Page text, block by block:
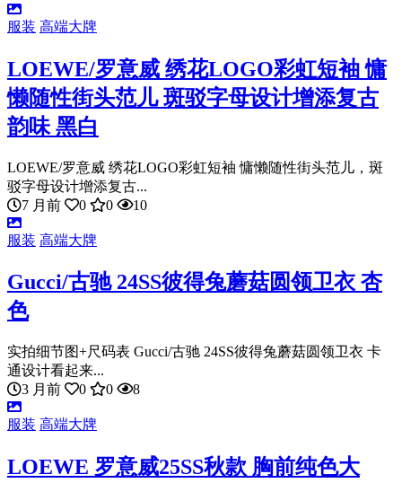
服装 高端大牌
LOEWE/罗意威 绣花LOGO彩虹短袖 慵
懒随性街头范儿 斑驳字母设计增添复古
韵味 黑白
LOEWE/罗意威 绣花LOGO彩虹短袖 慵懒随性街头范儿，斑
驳字母设计增添复古...
7 月前
0 0 10
服装 高端大牌
Gucci/古驰 24SS彼得兔蘑菇圆领卫衣 杏
色
实拍细节图+尺码表 Gucci/古驰 24SS彼得兔蘑菇圆领卫衣 卡
通设计看起来...
3 月前
0 0 8
服装 高端大牌
LOEWE 罗意威25SS秋款 胸前纯色大